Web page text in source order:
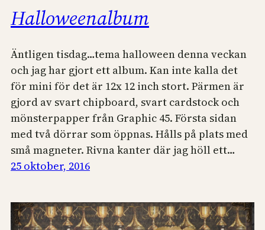
Halloweenalbum
Äntligen tisdag…tema halloween denna veckan
och jag har gjort ett album. Kan inte kalla det
för mini för det är 12x 12 inch stort. Pärmen är
gjord av svart chipboard, svart cardstock och
mönsterpapper från Graphic 45. Första sidan
med två dörrar som öppnas. Hålls på plats med
små magneter. Rivna kanter där jag höll ett…
25 oktober, 2016